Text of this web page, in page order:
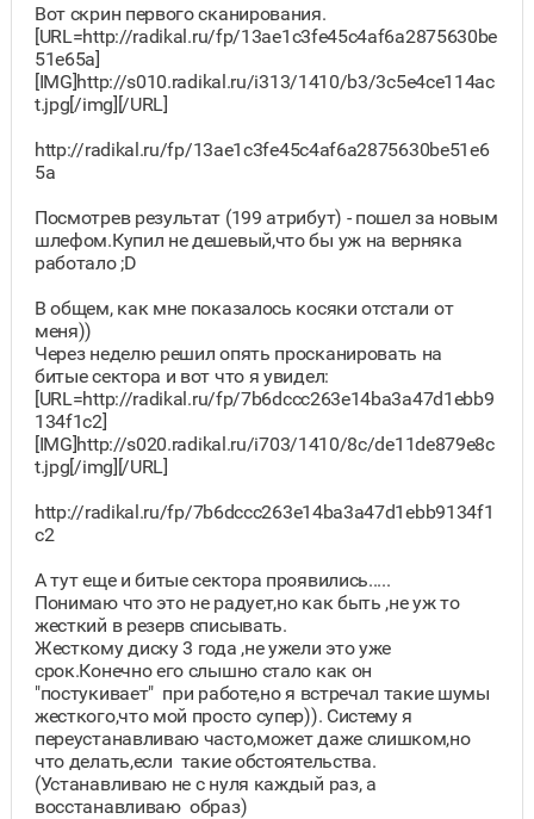
Вот скрин первого сканирования.
[URL=http://radikal.ru/fp/13ae1c3fe45c4af6a2875630be
51e65a]
[IMG]http://s010.radikal.ru/i313/1410/b3/3c5e4ce114ac
t.jpg[/img][/URL]
http://radikal.ru/fp/13ae1c3fe45c4af6a2875630be51e6
5a
Посмотрев результат (199 атрибут) - пошел за новым
шлефом.Купил не дешевый,что бы уж на верняка
работало ;D
В общем, как мне показалось косяки отстали от
меня))
Через неделю решил опять просканировать на
битые сектора и вот что я увидел:
[URL=http://radikal.ru/fp/7b6dccc263e14ba3a47d1ebb9
134f1c2]
[IMG]http://s020.radikal.ru/i703/1410/8c/de11de879e8c
t.jpg[/img][/URL]
http://radikal.ru/fp/7b6dccc263e14ba3a47d1ebb9134f1
c2
А тут еще и битые сектора проявились.....
Понимаю что это не радует,но как быть ,не уж то
жесткий в резерв списывать.
Жесткому диску 3 года ,не ужели это уже
срок.Конечно его слышно стало как он
"постукивает" при работе,но я встречал такие шумы
жесткого,что мой просто супер)). Систему я
переустанавливаю часто,может даже слишком,но
что делать,если такие обстоятельства.
(Устанавливаю не с нуля каждый раз, а
восстанавливаю образ)